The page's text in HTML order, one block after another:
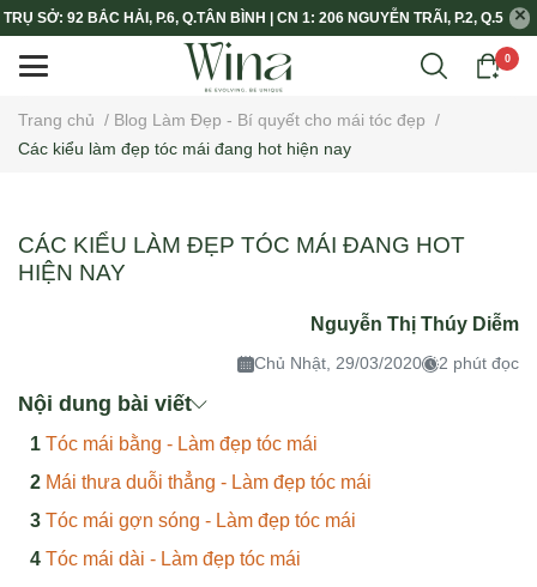
TRỤ SỞ: 92 BẮC HẢI, P.6, Q.TÂN BÌNH | CN 1: 206 NGUYỄN TRÃI, P.2, Q.5
0
Trang chủ / Blog Làm Đẹp - Bí quyết cho mái tóc đẹp /
Các kiểu làm đẹp tóc mái đang hot hiện nay
CÁC KIỂU LÀM ĐẸP TÓC MÁI ĐANG HOT
HIỆN NAY
Nguyễn Thị Thúy Diễm
Chủ Nhật, 29/03/2020 2 phút đọc
Nội dung bài viết
Tóc mái bằng - Làm đẹp tóc mái
Mái thưa duỗi thẳng - Làm đẹp tóc mái
Tóc mái gợn sóng - Làm đẹp tóc mái
Tóc mái dài - Làm đẹp tóc mái